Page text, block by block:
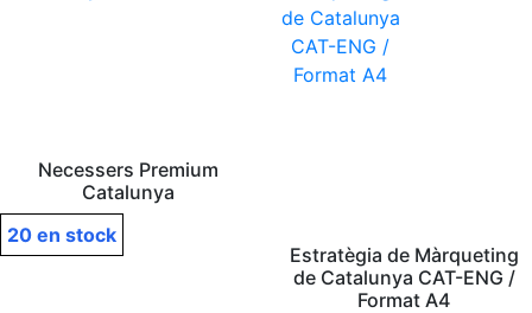
Necessers Premium
Catalunya
20 en stock
Estratègia de Màrqueting
de Catalunya CAT-ENG /
Format A4